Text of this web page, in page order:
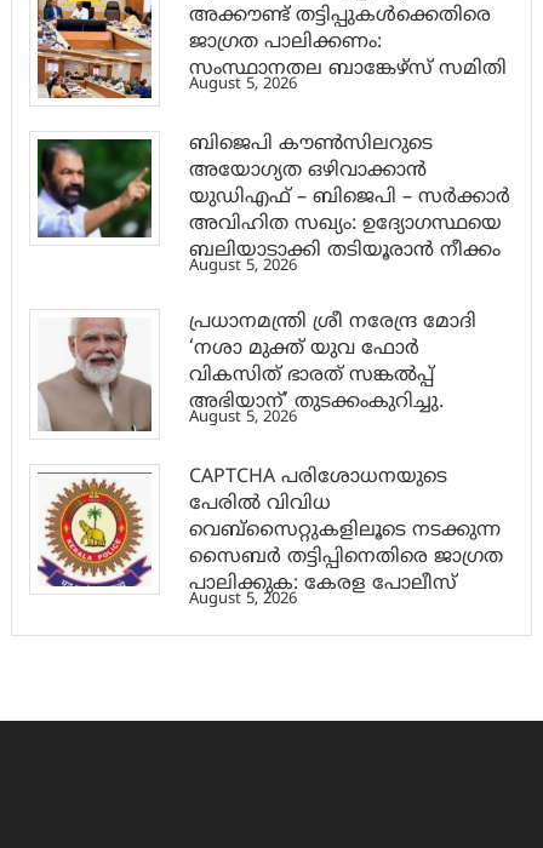
അക്കൗണ്ട് തട്ടിപ്പുകൾക്കെതിരെ
ജാ​ഗ്രത പാലിക്കണം:
സംസ്ഥാനതല ബാങ്കേഴ്സ് സമിതി
August 5, 2026
ബിജെപി കൗൺസിലറുടെ
അയോഗ്യത ഒഴിവാക്കാൻ
യുഡിഎഫ് – ബിജെപി – സർക്കാർ
അവിഹിത സഖ്യം: ഉദ്യോഗസ്ഥയെ
ബലിയാടാക്കി തടിയൂരാൻ നീക്കം
August 5, 2026
പ്രധാനമന്ത്രി ശ്രീ നരേന്ദ്ര മോദി
‘നശാ മുക്ത് യുവ ഫോർ
വികസിത് ഭാരത് സങ്കൽപ്പ്
അഭിയാന്’ തുടക്കംകുറിച്ചു.
August 5, 2026
CAPTCHA പരിശോധനയുടെ
പേരില്‍ വിവിധ
വെബ്സൈറ്റുകളിലൂടെ നടക്കുന്ന
സൈബര്‍ തട്ടിപ്പിനെതിരെ ജാഗ്രത
പാലിക്കുക: കേരള പോലീസ്
August 5, 2026